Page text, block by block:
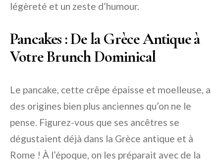
légèreté et un zeste d’humour.
Pancakes : De la Grèce Antique à
Votre Brunch Dominical
Le pancake, cette crêpe épaisse et moelleuse, a
des origines bien plus anciennes qu’on ne le
pense. Figurez-vous que ses ancêtres se
dégustaient déjà dans la Grèce antique et à
Rome ! À l’époque, on les préparait avec de la